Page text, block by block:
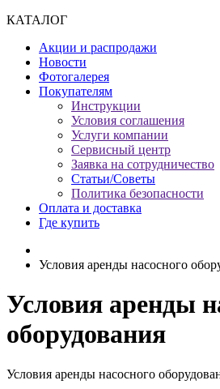
КАТАЛОГ
Акции и распродажи
Новости
Фотогалерея
Покупателям
Инструкции
Условия соглашения
Услуги компании
Сервисный центр
Заявка на сотрудничество
Статьи/Советы
Политика безопасности
Оплата и доставка
Где купить
Условия аренды насосного
Условия аренды
оборудования
Условия аренды насосного